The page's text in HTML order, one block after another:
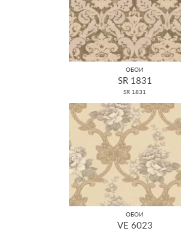
ОБОИ
SR 1831
SR 1831
ОБОИ
VE 6023